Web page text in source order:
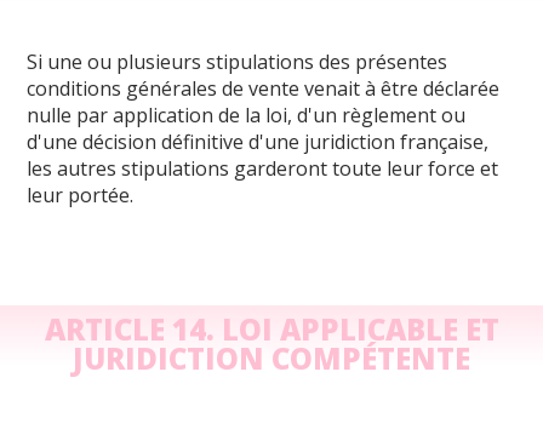
Si une ou plusieurs stipulations des présentes
conditions générales de vente venait à être déclarée
nulle par application de la loi, d'un règlement ou
d'une décision définitive d'une juridiction française,
les autres stipulations garderont toute leur force et
leur portée.
ARTICLE 14. LOI APPLICABLE ET
JURIDICTION COMPÉTENTE